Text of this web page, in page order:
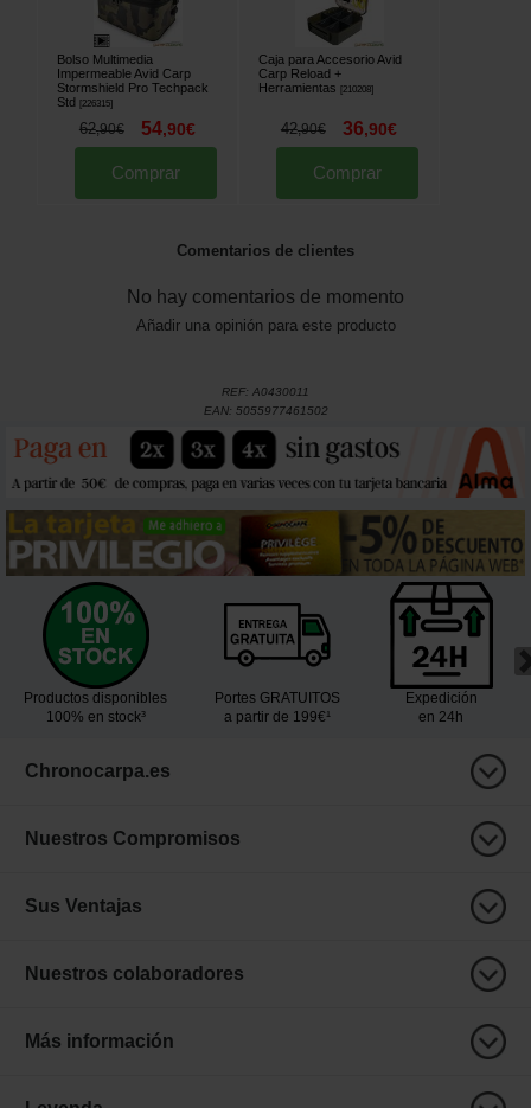
Bolso Multimedia
Impermeable Avid Carp
Stormshield Pro Techpack
Std
[226315]
62,90€ 54,90€
Comprar
Caja para Accesorio Avid
Carp Reload +
Herramientas
[210208]
42,90€ 36,90€
Comprar
Comentarios de clientes
No hay comentarios de momento
Añadir una opinión para este producto
REF: A0430011
EAN: 5055977461502
Productos disponibles
100% en stock³
Portes GRATUITOS
a partir de 199€¹
Expedición
en 24h
Chronocarpa.es
Nuestros Compromisos
Sus Ventajas
Nuestros colaboradores
Más información